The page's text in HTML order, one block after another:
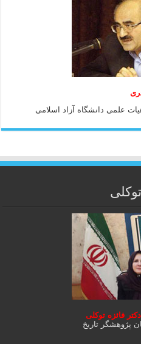
علمی دانشگاه آزاد اسلامی
فائزه توکلی
پژوهشگر تاریخ